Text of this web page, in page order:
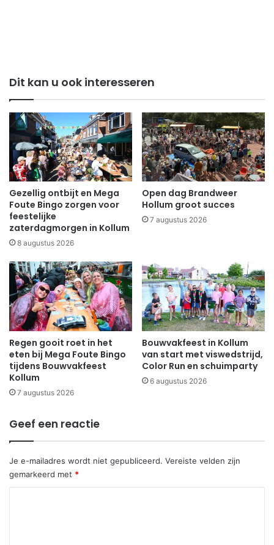
Dit kan u ook interesseren
Gezellig ontbijt en Mega
Foute Bingo zorgen voor
feestelijke
zaterdagmorgen in Kollum
8 augustus 2026
Open dag Brandweer
Hollum groot succes
7 augustus 2026
Regen gooit roet in het
eten bij Mega Foute Bingo
tijdens Bouwvakfeest
Kollum
7 augustus 2026
Bouwvakfeest in Kollum
van start met viswedstrijd,
Color Run en schuimparty
6 augustus 2026
Geef een reactie
Je e-mailadres wordt niet gepubliceerd. Vereiste velden zijn
gemarkeerd met *